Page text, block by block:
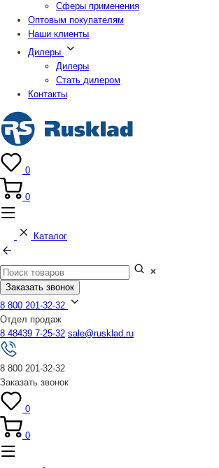
Сферы применения
Оптовым покупателям
Наши клиенты
Дилеры
Дилеры
Стать дилером
Контакты
0
0
Каталог
Заказать звонок
8 800 201-32-32
Отдел продаж
8 48439 7-25-32 sale@rusklad.ru
8 800 201-32-32
Заказать звонок
0
0